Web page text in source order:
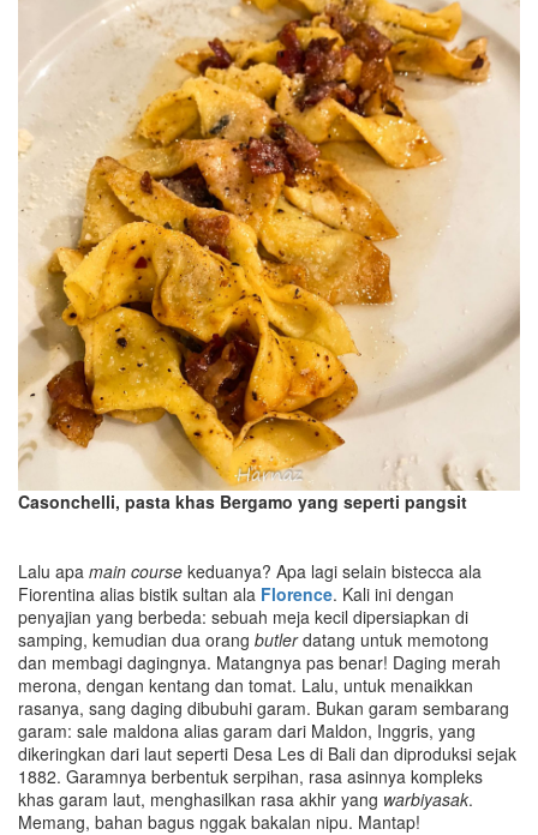
Casonchelli, pasta khas Bergamo yang seperti pangsit
Lalu apa main course keduanya? Apa lagi selain bistecca ala
Fiorentina alias bistik sultan ala Florence. Kali ini dengan
penyajian yang berbeda: sebuah meja kecil dipersiapkan di
samping, kemudian dua orang butlerdatang untuk memotong
dan membagi dagingnya. Matangnya pas benar! Daging merah
merona, dengan kentang dan tomat. Lalu, untuk menaikkan
rasanya, sang daging dibubuhi garam. Bukan garam sembarang
garam: sale maldona alias garam dari Maldon, Inggris, yang
dikeringkan dari laut seperti Desa Les di Bali dan diproduksi sejak
1882. Garamnya berbentuk serpihan, rasa asinnya kompleks
khas garam laut, menghasilkan rasa akhir yang warbiyasak.
Memang, bahan bagus nggak bakalan nipu. Mantap!